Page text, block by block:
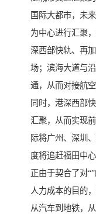
国际大都市，未
为中心进行汇聚
深西部快轨、再
场；滨海大道与
通，从而对接航空
同时，港深西部
汇聚，从而实现
际将广州、深圳
度将追赶福田中
正由于契合了对
人力成本的目的
从汽车到地铁，